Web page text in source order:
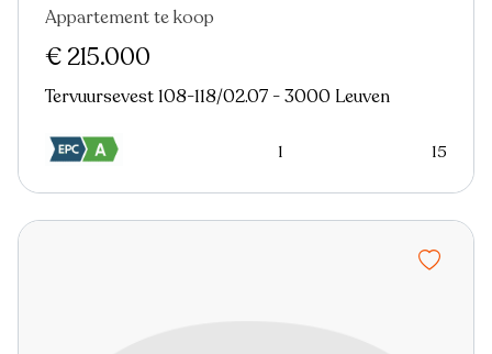
Appartement te koop
€ 215.000
Tervuursevest 108-118/02.07 - 3000 Leuven
1 15